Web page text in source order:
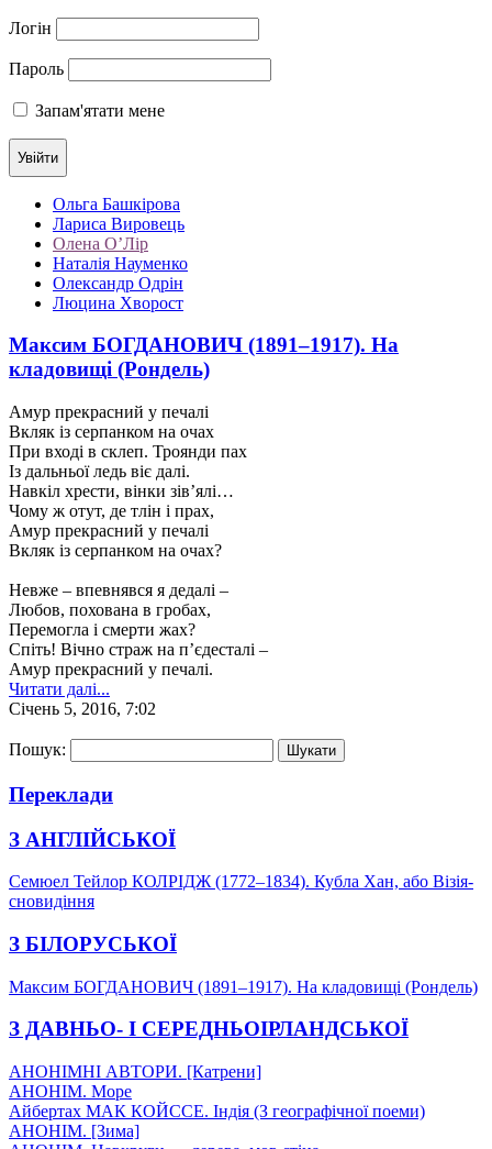
Логін
Пароль
Запам'ятати мене
Ольга Башкірова
Лариса Вировець
Олена О’Лір
Наталія Науменко
Олександр Одрін
Люцина Хворост
Максим БОГДАНОВИЧ (1891–1917). На
кладовищі (Рондель)
Амур прекрасний у печалі
Вкляк із серпанком на очах
При вході в склеп. Троянди пах
Із дальньої ледь віє далі.
Навкіл хрести, вінки зів’ялі…
Чому ж отут, де тлін і прах,
Амур прекрасний у печалі
Вкляк із серпанком на очах?
Невже – впевнявся я дедалі –
Любов, похована в гробах,
Перемогла і смерти жах?
Спіть! Вічно страж на п’єдесталі –
Амур прекрасний у печалі.
Читати далі...
Січень 5, 2016, 7:02
Пошук:
Переклади
З АНГЛІЙСЬКОЇ
Семюел Тейлор КОЛРІДЖ (1772–1834). Кубла Хан, або Візія-
сновидіння
З БІЛОРУСЬКОЇ
Максим БОГДАНОВИЧ (1891–1917). На кладовищі (Рондель)
З ДАВНЬО- І СЕРЕДНЬОІРЛАНДСЬКОЇ
АНОНІМНІ АВТОРИ. [Катрени]
АНОНІМ. Море
Айбертах МАК КОЙССЕ. Індія (З географічної поеми)
АНОНІМ. [Зима]